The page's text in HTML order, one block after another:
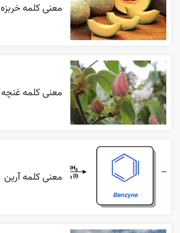
معنی کلمه خربزه
معنی کلمه غنچه
معنی کلمه آرین